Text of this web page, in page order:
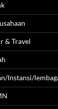
& Travel
Instansi/